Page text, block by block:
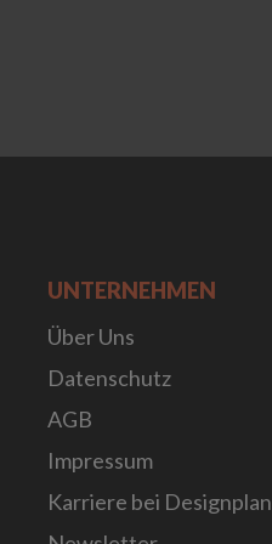
UNTERNEHMEN
Über Uns
Datenschutz
AGB
Impressum
Karriere bei Designplan